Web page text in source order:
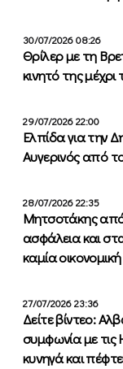
30/07/2026 08:26
Θρίλερ με τη
κινητό της
29/07/2026 22:00
Ελπίδα για την
Αυγερινός από
28/07/2026 22:35
Μητσοτάκης από
ασφάλεια και
καμία
27/07/2026 23:36
Δείτε βίντεο:
συμφωνία με τις
κυνηγά και